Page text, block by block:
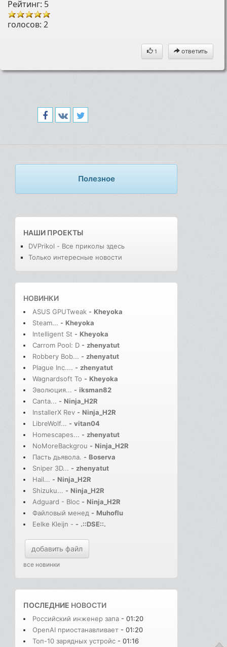
Рейтинг: 5
голосов:2
1 ответить
Полезное
НАШИ ПРОЕКТЫ
DVPrikol - Все приколы здесь
Только интересные новости
НОВИНКИ
ASUS GPUTweak - Kheyoka
Steam... - Kheyoka
Intelligent St - Kheyoka
Carrom Pool: D - zhenyatut
Robbery Bob... - zhenyatut
Plague Inc.... - zhenyatut
Wagnardsoft To - Kheyoka
Эволюция... - iksman82
Canta... - Ninja_H2R
InstallerX Rev - Ninja_H2R
LibreWolf... - vitan04
Homescapes... - zhenyatut
NoMoreBackgrou - Ninja_H2R
Пасть дьявола. - Boserva
Sniper 3D... - zhenyatut
Hail... - Ninja_H2R
Shizuku... - Ninja_H2R
Adguard - Bloc - Ninja_H2R
Файловый менед - Muhoflu
Eelke Kleijn - - .::DSE::.
добавить файл
все новинки
ПОСЛЕДНИЕ НОВОСТИ
Российский инженер запа - 01:20
OpenAI приостанавливает - 01:20
Топ-10 зарядных устройс - 01:16